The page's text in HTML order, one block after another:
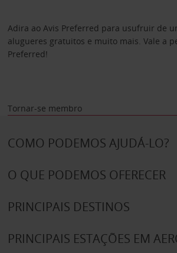
Adira ao Avis Preferred para usufruir de
alugueres gratuitos e muito mais. Vale a
Preferred!
Tornar-se membro
COMO PODEMOS AJUDÁ-LO?
O QUE PODEMOS OFERECER
PRINCIPAIS DESTINOS
PRINCIPAIS ESTAÇÕES EM